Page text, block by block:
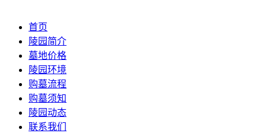
首页
陵园简介
墓地价格
陵园环境
购墓流程
购墓须知
陵园动态
联系我们